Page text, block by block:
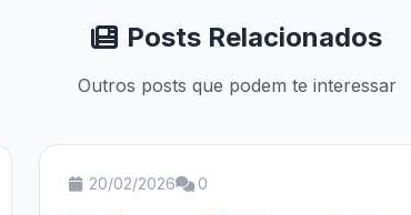
Posts Relacionados
Outros posts que podem te interessar
20/02/2026 0